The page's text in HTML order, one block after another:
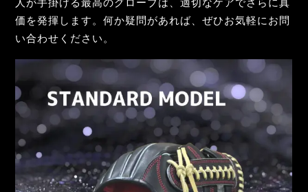
人が手掛ける最高のグローブは、適切なケアでさらに真
価を発揮します。何か疑問があれば、ぜひお気軽にお問
い合わせください。